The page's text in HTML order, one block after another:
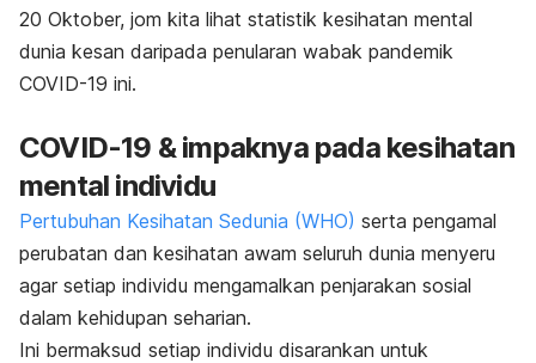
20 Oktober, jom kita lihat statistik kesihatan mental
dunia kesan daripada penularan wabak pandemik
COVID-19 ini.
COVID-19 & impaknya pada kesihatan
mental individu
Pertubuhan Kesihatan Sedunia (WHO) serta pengamal
perubatan dan kesihatan awam seluruh dunia menyeru
agar setiap individu mengamalkan penjarakan sosial
dalam kehidupan seharian.
Ini bermaksud setiap individu disarankan untuk